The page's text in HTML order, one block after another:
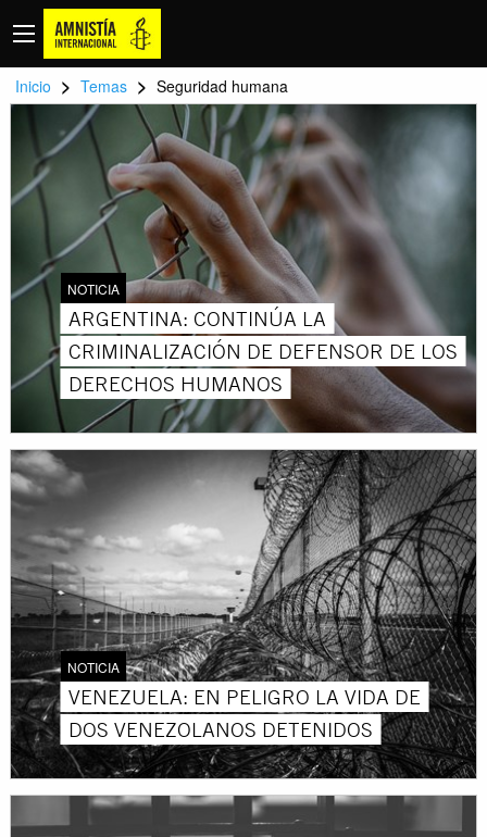
Inicio > Temas > Seguridad humana
NOTICIA
ARGENTINA: CONTINÚA LA
CRIMINALIZACIÓN DE DEFENSOR DE LOS
DERECHOS HUMANOS
NOTICIA
VENEZUELA: EN PELIGRO LA VIDA DE
DOS VENEZOLANOS DETENIDOS